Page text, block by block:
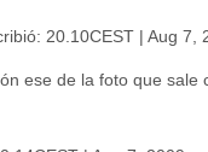
20.10CEST | Aug 7,
ese de la foto que sale